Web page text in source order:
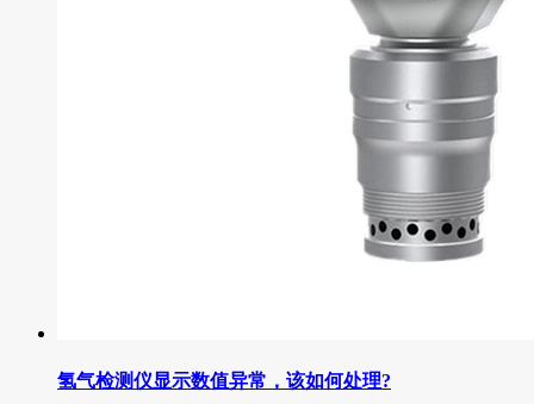
氢气检测仪显示数值异常，该如何处理?